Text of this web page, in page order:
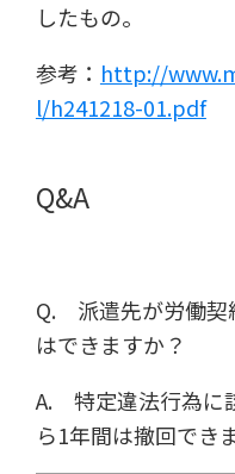
したもの。
参考： http://
l/h241218-01.pdf
Q&A
Q. 派遣先が労働契
はできますか？
A. 特定違法行為に
ら1年間は撤回でき